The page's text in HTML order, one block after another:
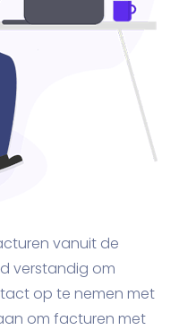
vanuit de
verstandig om
op te nemen met
om facturen met